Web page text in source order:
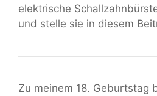
elektrische
und stelle sie in diesem
Zu meinem 18. Geburtstag